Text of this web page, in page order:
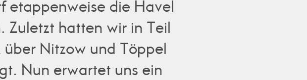
etappenweise die Havel
Zuletzt hatten wir in Teil
Nitzow und Töppel
Nun erwartet uns ein